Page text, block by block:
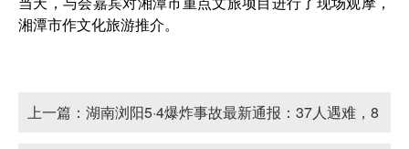
湘潭市作文化旅游推介。
上一篇： 湖南浏阳5·4爆炸事故最新通报：37人遇难，8